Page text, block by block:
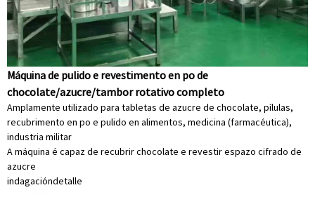
Máquina de pulido e revestimento en po de
chocolate/azucre/tambor rotativo completo
Amplamente utilizado para tabletas de azucre de chocolate, pílulas,
recubrimento en po e pulido en alimentos, medicina (farmacéutica),
industria militar
A máquina é capaz de recubrir chocolate e revestir espazo cifrado de
azucre
indagacióndetalle